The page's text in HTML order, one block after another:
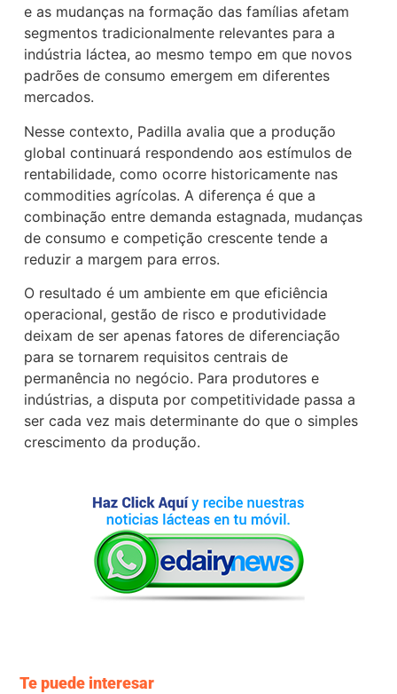
e as mudanças na formação das famílias afetam
segmentos tradicionalmente relevantes para a
indústria láctea, ao mesmo tempo em que novos
padrões de consumo emergem em diferentes
mercados.
Nesse contexto, Padilla avalia que a produção
global continuará respondendo aos estímulos de
rentabilidade, como ocorre historicamente nas
commodities agrícolas. A diferença é que a
combinação entre demanda estagnada, mudanças
de consumo e competição crescente tende a
reduzir a margem para erros.
O resultado é um ambiente em que eficiência
operacional, gestão de risco e produtividade
deixam de ser apenas fatores de diferenciação
para se tornarem requisitos centrais de
permanência no negócio. Para produtores e
indústrias, a disputa por competitividade passa a
ser cada vez mais determinante do que o simples
crescimento da produção.
Te puede interesar